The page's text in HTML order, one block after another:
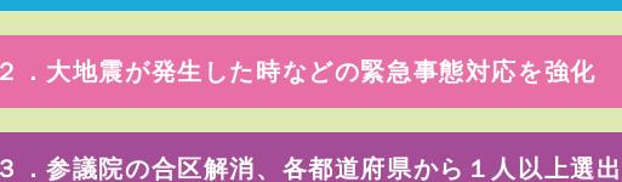
．大地震が発生した時などの緊急事態対応を強化
．参議院の合区解消、各都道府県から１人以上選出